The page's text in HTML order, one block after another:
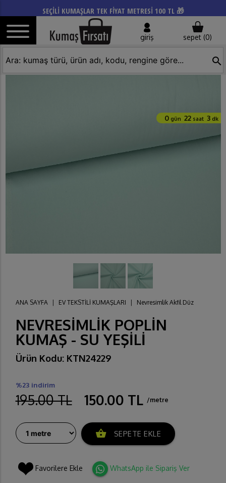
SEÇİLİ KUMAŞLAR TEK FİYAT METRESİ 100 TL 🎁
giriş sepet (0)
search
0gün 22saat 3dk
ANA SAYFA EV TEKSTİLİ KUMAŞLARI Nevresimlik Akfil Düz
NEVRESİMLİK POPLİN
KUMAŞ - SU YEŞİLİ
Ürün Kodu: KTN24229
%23 indirim
195.00 TL 150.00 TL /metre
shopping_basket SEPETE EKLE
Favorilere Ekle WhatsApp ile Sipariş Ver